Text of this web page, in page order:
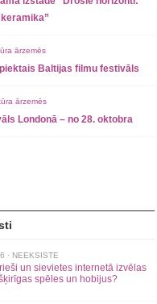
ārzemēs
Baltijas filmu festivāls
ārzemēs
Londonā – no 28. oktobra
· NEEKSISTE
un sievietes internetā izvēlas
spēles un hobijus?